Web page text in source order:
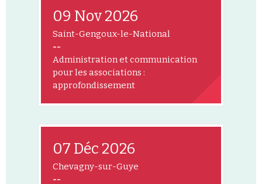
09 Nov 2026
Saint-Gengoux-le-National
--
Administration et communication
pour les associations :
approfondissement
07 Déc 2026
Chevagny-sur-Guye
--